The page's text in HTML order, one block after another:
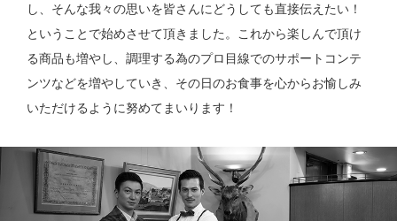
し、そんな我々の思いを皆さんにどうしても直接伝えたい！
ということで始めさせて頂きました。これから楽しんで頂け
る商品も増やし、調理する為のプロ目線でのサポートコンテ
ンツなどを増やしていき、その日のお食事を心からお愉しみ
いただけるように努めてまいります！